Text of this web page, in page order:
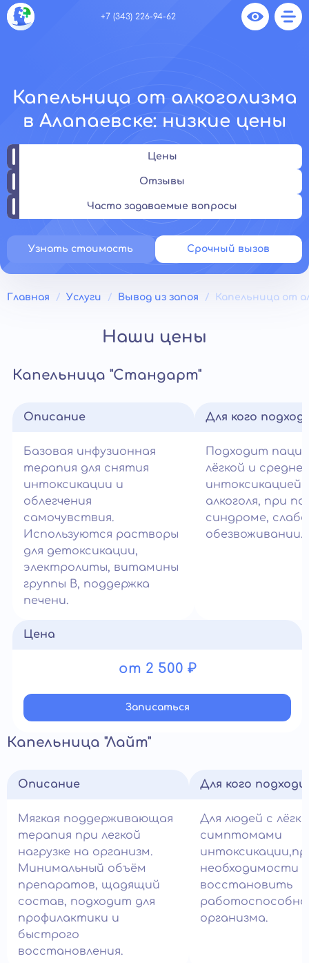
+7 (343) 226-94-62
Капельница от алкоголизма
в Алапаевске: низкие цены
Цены
Отзывы
Часто задаваемые вопросы
Узнать стоимость Срочный вызов
Главная Услуги Вывод из запоя Капельница от
Наши цены
Капельница "Стандарт"
Описание
Базовая инфузионная
терапия для снятия
интоксикации и
облегчения
самочувствия.
Используются растворы
для детоксикации,
электролиты, витамины
группы B, поддержка
печени.
Для кого
Подходит
лёгкой и
интоксикацией
алкоголя, при
синдроме,
обезвоживании.
Цена
от 2 500 ₽
Записатьcя
Капельница "Лайт"
Описание
Мягкая поддерживающая
терапия при легкой
нагрузке на организм.
Минимальный объём
препаратов, щадящий
состав, подходит для
профилактики и
быстрого
восстановления.
Для кого
Для людей с
симптомами
необходимости
восстановить
организма.